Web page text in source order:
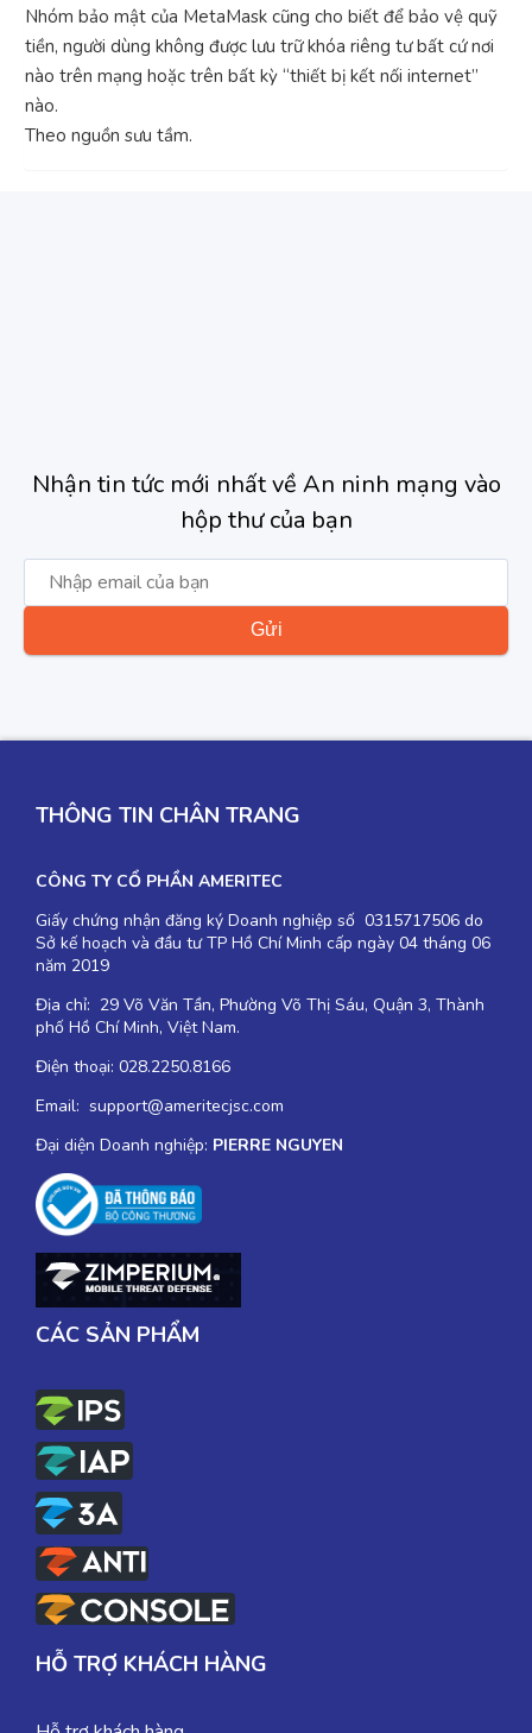
Nhóm bảo mật của MetaMask cũng cho biết để bảo vệ quỹ
tiền, người dùng không được lưu trữ khóa riêng tư bất cứ nơi
nào trên mạng hoặc trên bất kỳ “thiết bị kết nối internet”
nào.
Theo nguồn sưu tầm.
Nhận tin tức mới nhất về An ninh mạng vào
hộp thư của bạn
THÔNG TIN CHÂN TRANG
CÔNG TY CỔ PHẦN AMERITEC
Giấy chứng nhận đăng ký Doanh nghiệp số 0315717506 do
Sở kế hoạch và đầu tư TP Hồ Chí Minh cấp ngày 04 tháng 06
năm 2019
Địa chỉ: 29 Võ Văn Tần, Phường Võ Thị Sáu, Quận 3, Thành
phố Hồ Chí Minh, Việt Nam.
Điện thoại: 028.2250.8166
Email: support@ameritecjsc.com
Đại diện Doanh nghiệp: PIERRE NGUYEN
CÁC SẢN PHẨM
HỖ TRỢ KHÁCH HÀNG